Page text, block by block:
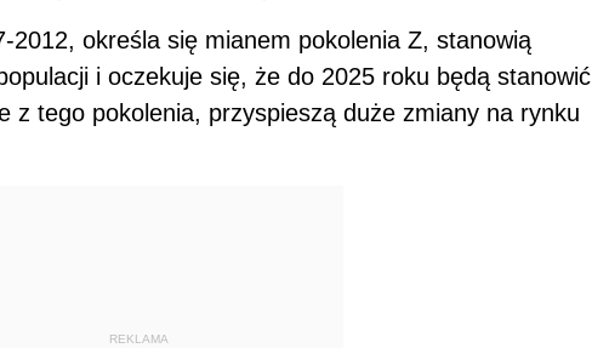
2012, określa się mianem pokolenia Z, stanowią
i oczekuje się, że do 2025 roku będą stanowić
z tego pokolenia, przyspieszą duże zmiany na rynku
REKLAMA